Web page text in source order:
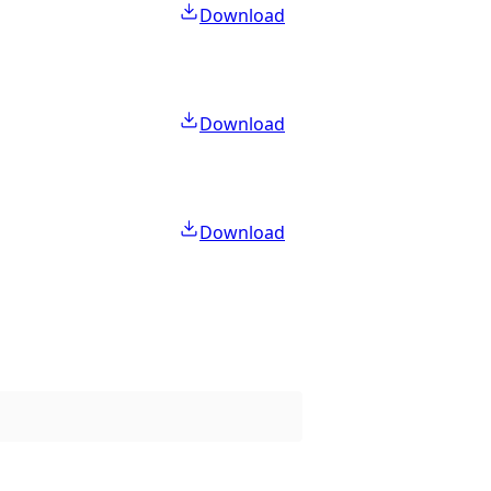
Download
Download
Download